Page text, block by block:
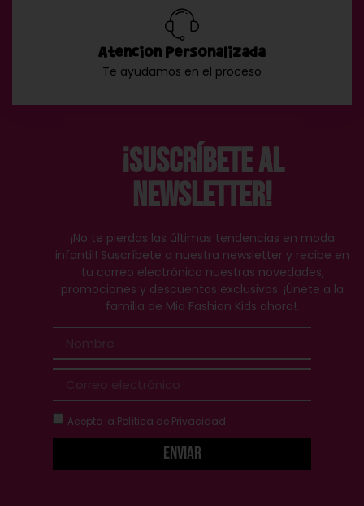
Atención Personalizada
Te ayudamos en el proceso
¡Suscríbete al
Newsletter!
¡No te pierdas las últimas tendencias en moda
infantil! Suscríbete a nuestra newsletter y recibe en
tu correo electrónico nuestras novedades,
promociones y descuentos exclusivos. ¡Únete a la
familia de Mia Fashion Kids ahora!.
Acepto la Política de Privacidad
Enviar